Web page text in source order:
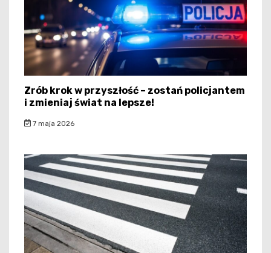
Zrób krok w przyszłość – zostań policjantem
i zmieniaj świat na lepsze!
7 maja 2026